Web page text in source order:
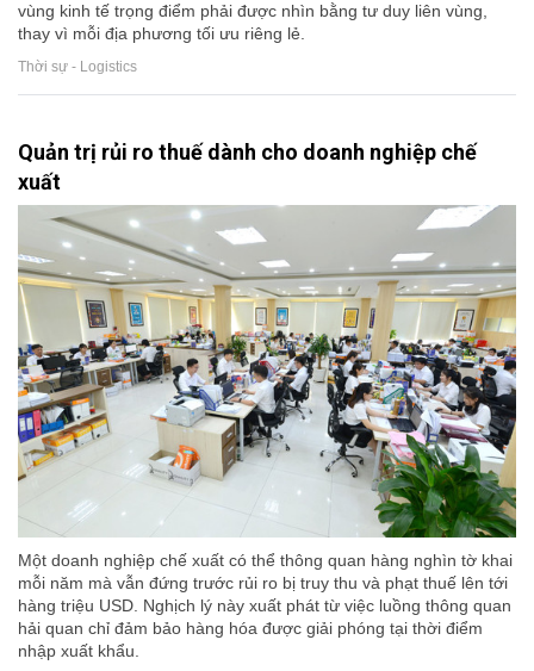
vùng kinh tế trọng điểm phải được nhìn bằng tư duy liên vùng,
thay vì mỗi địa phương tối ưu riêng lẻ.
Thời sự - Logistics
Quản trị rủi ro thuế dành cho doanh nghiệp chế
xuất
Một doanh nghiệp chế xuất có thể thông quan hàng nghìn tờ khai
mỗi năm mà vẫn đứng trước rủi ro bị truy thu và phạt thuế lên tới
hàng triệu USD. Nghịch lý này xuất phát từ việc luồng thông quan
hải quan chỉ đảm bảo hàng hóa được giải phóng tại thời điểm
nhập xuất khẩu.